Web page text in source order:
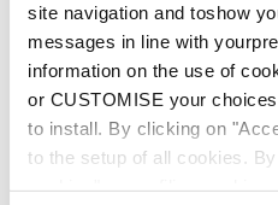
site navigation and toshow
messages in line with
information on the use of
or CUSTOMISE your
to install. By clicking on
to the setup of all cookies.
Spitfire TI FDT
GRAUBLAU / ROT / SILBER